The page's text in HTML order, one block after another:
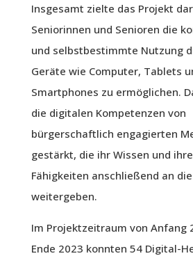
Insgesamt zielte das Projekt
Seniorinnen und Senioren die
und selbstbestimmte Nutzung
Geräte wie Computer, Tablets
Smartphones zu ermöglichen.
die digitalen Kompetenzen von
bürgerschaftlich engagierten
gestärkt, die ihr Wissen und ihre
Fähigkeiten anschließend an
weitergeben.
Im Projektzeitraum von Anfang
Ende 2023 konnten 54 Digital-